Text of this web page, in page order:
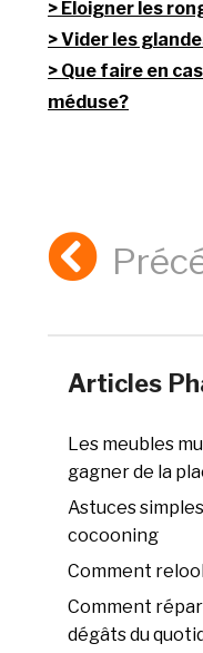
Eloigner les
Vider les
Que faire en
méduse?
Articles
Les meubles
gagner de la
Astuces
cocooning
Comment
Comment
dégâts du